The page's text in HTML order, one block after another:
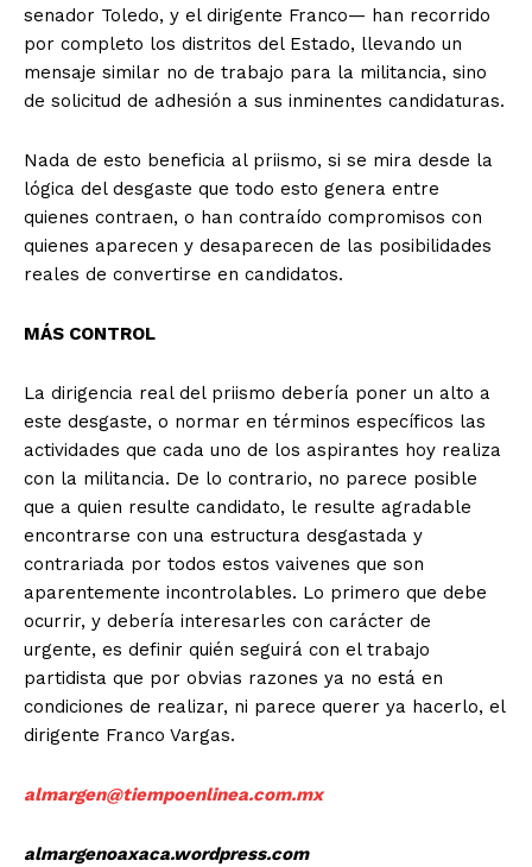
senador Toledo, y el dirigente Franco— han recorrido
por completo los distritos del Estado, llevando un
mensaje similar no de trabajo para la militancia, sino
de solicitud de adhesión a sus inminentes candidaturas.
Nada de esto beneficia al priismo, si se mira desde la
lógica del desgaste que todo esto genera entre
quienes contraen, o han contraído compromisos con
quienes aparecen y desaparecen de las posibilidades
reales de convertirse en candidatos.
MÁS CONTROL
La dirigencia real del priismo debería poner un alto a
este desgaste, o normar en términos específicos las
actividades que cada uno de los aspirantes hoy realiza
con la militancia. De lo contrario, no parece posible
que a quien resulte candidato, le resulte agradable
encontrarse con una estructura desgastada y
contrariada por todos estos vaivenes que son
aparentemente incontrolables. Lo primero que debe
ocurrir, y debería interesarles con carácter de
urgente, es definir quién seguirá con el trabajo
partidista que por obvias razones ya no está en
condiciones de realizar, ni parece querer ya hacerlo, el
dirigente Franco Vargas.
almargen@tiempoenlinea.com.mx
almargenoaxaca.wordpress.com